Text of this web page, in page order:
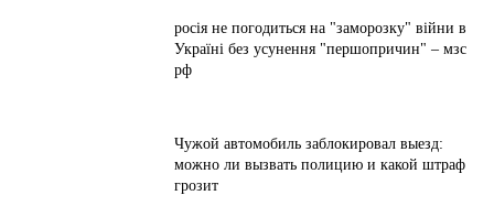
росія не погодиться на "заморозку" війни в
Україні без усунення "першопричин" – мзс
рф
Чужой автомобиль заблокировал выезд:
можно ли вызвать полицию и какой штраф
грозит